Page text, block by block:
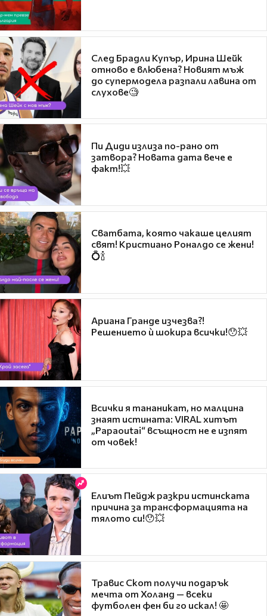
След Брадли Купър, Ирина Шейк
отново е влюбена? Новият мъж
до супермодела разпали лавина от
слухове🧐
Пи Диди излиза по-рано от
затвора? Новата дата вече е
факт!💥
Сватбата, която чакаше целият
свят! Кристиано Роналдо се жени!
💍🍾
Ариана Гранде изчезва?!
Решението ѝ шокира всички!😯💥
Всички я тананикат, но малцина
знаят истината: VIRAL хитът
„Papaoutai“ всъщност не е изпят
от човек!
Елиът Пейдж разкри истинската
причина за трансформацията на
тялото си!😯💥
Травис Скот получи подарък
мечта от Холанд — всеки
футболен фен би го искал! 🤩